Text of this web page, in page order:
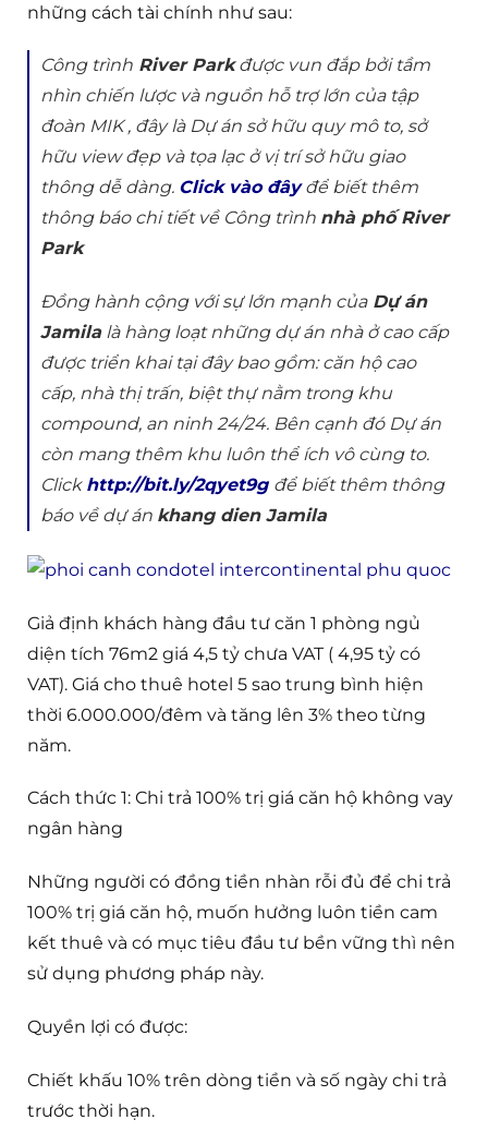
những cách tài chính như sau:
Công trình River Parkđược vun đắp bởi tầm
nhìn chiến lược và nguồn hỗ trợ lớn của tập
đoàn MIK , đây là Dự án sở hữu quy mô to, sở
hữu view đẹp và tọa lạc ở vị trí sở hữu giao
thông dễ dàng. Click vào đâyđể biết thêm
thông báo chi tiết về Công trình nhà phố River
Park
Đồng hành cộng với sự lớn mạnh củaDự án
Jamilalà hàng loạt những dự án nhà ở cao cấp
được triển khai tại đây bao gồm: căn hộ cao
cấp, nhà thị trấn, biệt thự nằm trong khu
compound, an ninh 24/24. Bên cạnh đó Dự án
còn mang thêm khu luôn thể ích vô cùng to.
Click http://bit.ly/2qyet9g để biết thêm thông
báo về dự án khang dien Jamila
Giả định khách hàng đầu tư căn 1 phòng ngủ
diện tích 76m2 giá 4,5 tỷ chưa VAT ( 4,95 tỷ có
VAT). Giá cho thuê hotel 5 sao trung bình hiện
thời 6.000.000/đêm và tăng lên 3% theo từng
năm.
Cách thức 1: Chi trả 100% trị giá căn hộ không vay
ngân hàng
Những người có đồng tiền nhàn rỗi đủ để chi trả
100% trị giá căn hộ, muốn hưởng luôn tiền cam
kết thuê và có mục tiêu đầu tư bền vững thì nên
sử dụng phương pháp này.
Quyền lợi có được:
Chiết khấu 10% trên dòng tiền và số ngày chi trả
trước thời hạn.